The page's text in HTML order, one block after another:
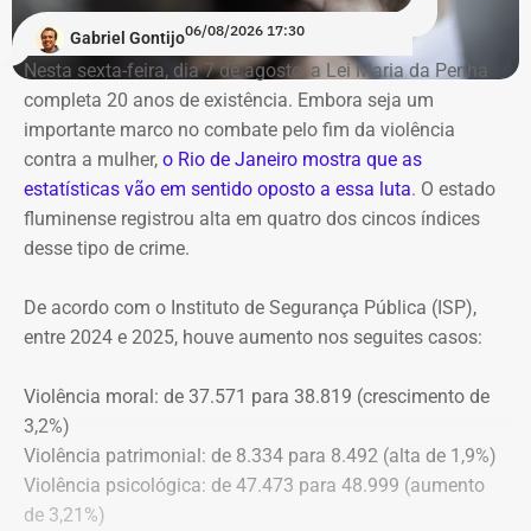
O voto do relator José Gomes Graciosa, aprovado pelo
plenário do TCE-RJ, determina a notificação da ex-
presidente do Itaprevi Fernanda; do ex-prefeito de Itaguaí,
Rubem Vieira de Souza, o Rubão; e de outros diretores e
conselheiros do fundo municipal.
Além disso, o tribunal aprovou a expedição de ofício com
cópia integral do processo ao Ministério Público do
apuração de possíveis ilícitos nas esferas cível e criminal,
e à Secretaria de Regime Próprio e Complementar do
Gabriel Gontijo06/08/2026 17:30
Nesta sexta-feira, dia 7 de agosto, a Lei Maria da Penha
completa 20 anos de existência. Embora seja um
importante marco no combate pelo fim da violência
contra a mulher, o Rio de Janeiro mostra que as
estatísticas vão em sentido oposto a essa luta. O estado
fluminense registrou alta em quatro dos cincos índices
desse tipo de crime.
De acordo com o Instituto de Segurança Pública (ISP),
entre 2024 e 2025, houve aumento nos seguites casos:
Violência moral: de 37.571 para 38.819 (crescimento de
3,2%)
Violência patrimonial: de 8.334 para 8.492 (alta de 1,9%)
Violência psicológica: de 47.473 para 48.999 (aumento
de 3,21%)